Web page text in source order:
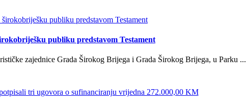
publiku predstavom Testament
zajednice Grada Širokog Brijega i Grada Širokog Brijega, u Parku ...